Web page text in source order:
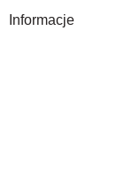
Informacje